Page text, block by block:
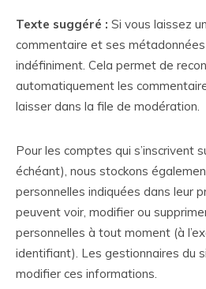
Texte suggéré : Si vous laissez
commentaire et ses
indéfiniment. Cela permet de
automatiquement les
laisser dans la file de modération.
Pour les comptes qui s’inscrivent
échéant), nous stockons
personnelles indiquées dans leur
peuvent voir, modifier ou
personnelles à tout moment (à
identifiant). Les gestionnaires du
modifier ces informations.